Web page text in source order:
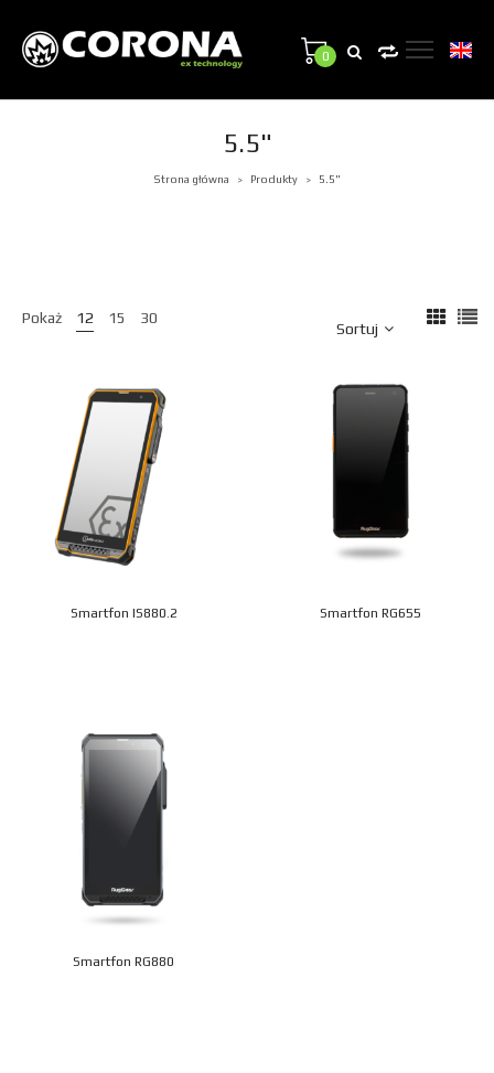
0
5.5"
Strona główna > Produkty > 5.5"
Pokaż 12 15 30
Sortuj
Smartfon IS880.2 Smartfon RG655
Smartfon RG880